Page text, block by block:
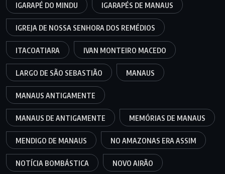
IGARAPÉ DO MINDU IGARAPÉS DE MANAUS
IGREJA DE NOSSA SENHORA DOS REMÉDIOS
ITACOATIARA IVAN MONTEIRO MACEDO
LARGO DE SÃO SEBASTIÃO MANAUS
MANAUS ANTIGAMENTE
MANAUS DE ANTIGAMENTE MEMÓRIAS DE MANAUS
MENDIGO DE MANAUS NO AMAZONAS ERA ASSIM
NOTÍCIA BOMBÁSTICA NOVO AIRÃO